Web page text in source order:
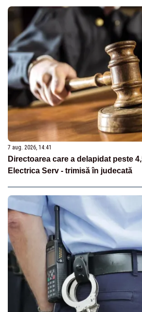
7 aug. 2026, 14:41
Directoarea care a delapidat peste
Electrica Serv - trimisă în judecată